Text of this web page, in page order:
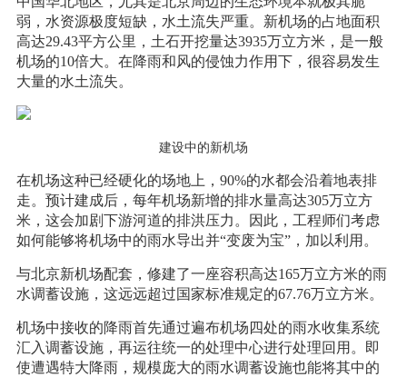
弱，水资源极度短缺，水土流失严重。新机场的占地面积
高达29.43平方公里，土石开挖量达3935万立方米，是一般
机场的10倍大。在降雨和风的侵蚀力作用下，很容易发生
大量的水土流失。
建设中的新机场
在机场这种已经硬化的场地上，90%的水都会沿着地表排
走。预计建成后，每年机场新增的排水量高达305万立方
米，这会加剧下游河道的排洪压力。因此，工程师们考虑
如何能够将机场中的雨水导出并“变废为宝”，加以利用。
与北京新机场配套，修建了一座容积高达165万立方米的雨
水调蓄设施，这远远超过国家标准规定的67.76万立方米。
机场中接收的降雨首先通过遍布机场四处的雨水收集系统
汇入调蓄设施，再运往统一的处理中心进行处理回用。即
使遭遇特大降雨，规模庞大的雨水调蓄设施也能将其中的